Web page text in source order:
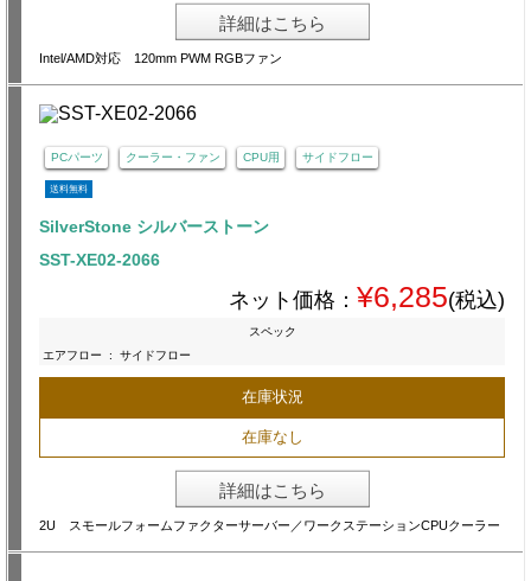
詳細はこちら
Intel/AMD対応 120mm PWM RGBファン
PCパーツ クーラー・ファン CPU用 サイドフロー
送料無料
SilverStone シルバーストーン
SST-XE02-2066
ネット価格： ¥6,285(税込)
スペック
エアフロー
: サイドフロー
在庫状況
在庫なし
詳細はこちら
2U スモールフォームファクターサーバー／ワークステーションCPUクーラー